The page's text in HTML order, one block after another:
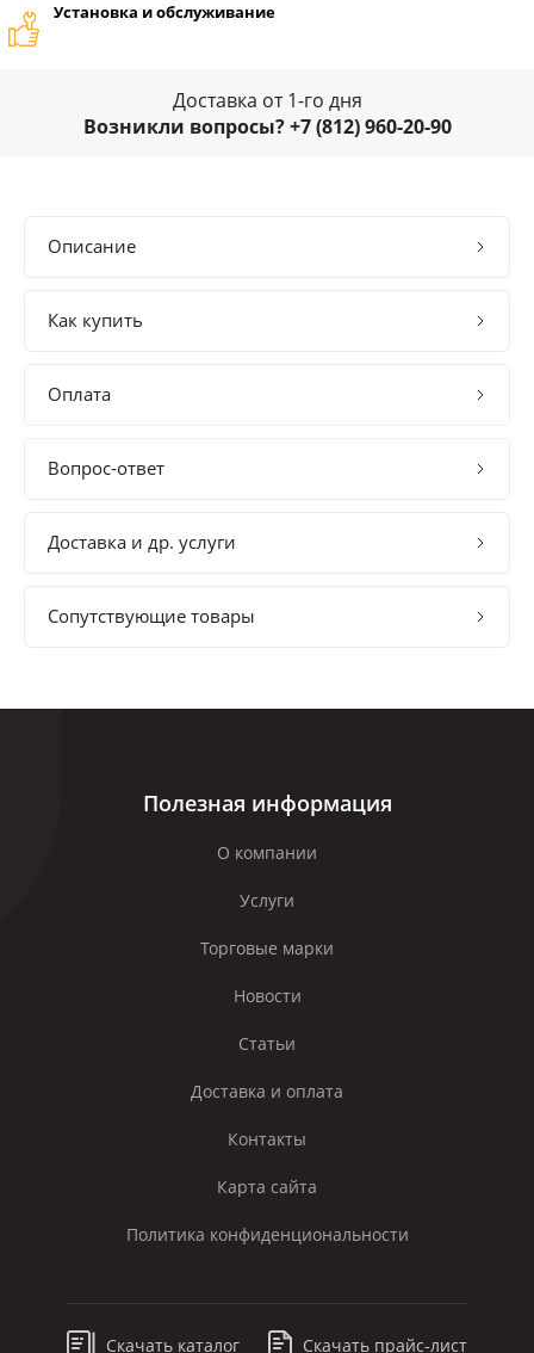
Установка и обслуживание
Доставка от 1-го дня
Возникли вопросы? +7 (812) 960-20-90
Описание
Как купить
Оплата
Вопрос-ответ
Доставка и др. услуги
Сопутствующие товары
Полезная информация
О компании
Услуги
Торговые марки
Новости
Статьи
Доставка и оплата
Контакты
Карта сайта
Политика конфиденциональности
Скачать каталог Скачать прайс-лист